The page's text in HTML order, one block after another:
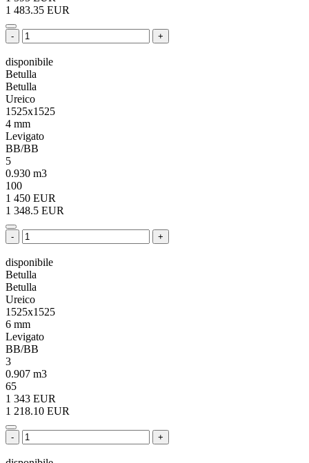
1 483.35 EUR
- +
disponibile
Betulla
Betulla
Ureico
1525x1525
4 mm
Levigato
BB/BB
5
0.930 m3
100
1 450 EUR
1 348.5 EUR
- +
disponibile
Betulla
Betulla
Ureico
1525x1525
6 mm
Levigato
BB/BB
3
0.907 m3
65
1 343 EUR
1 218.10 EUR
- +